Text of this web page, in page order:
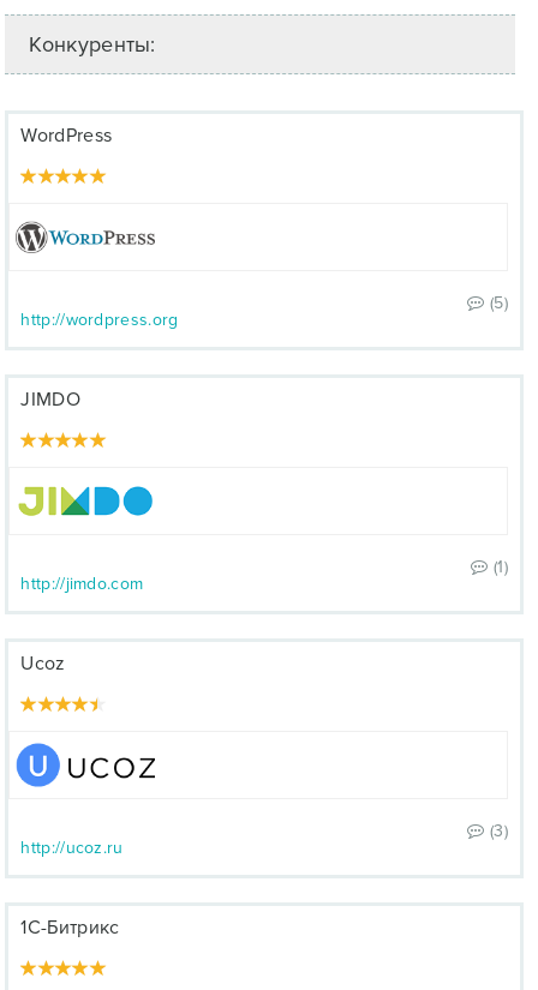
Конкуренты:
WordPress
(5)
http://wordpress.org
JIMDO
(1)
http://jimdo.com
Ucoz
(3)
http://ucoz.ru
1С-Битрикс